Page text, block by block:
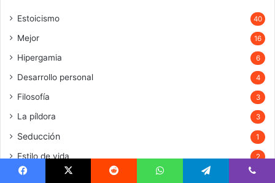
Estoicismo 40
Mejor 16
Hipergamia 6
Desarrollo personal 4
Filosofía 3
La píldora 3
Seducción 1
Estilo de vida 2
Sigma